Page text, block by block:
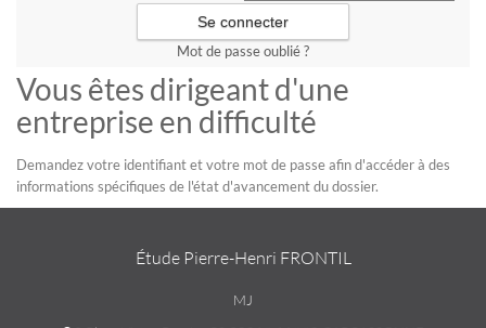
Mot de passe oublié ?
Vous êtes dirigeant d'une
entreprise en difficulté
Demandez votre identifiant et votre mot de passe afin d'accéder à des
informations spécifiques de l'état d'avancement du dossier.
Étude Pierre-Henri FRONTIL
MJ